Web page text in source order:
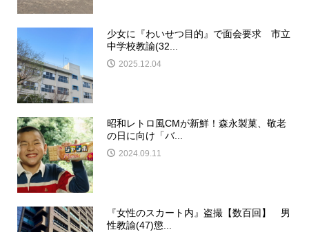
少女に『わいせつ目的』で面会要求 市立
中学校教諭(32...
2025.12.04
昭和レトロ風CMが新鮮！森永製菓、敬老
の日に向け「バ...
2024.09.11
『女性のスカート内』盗撮【数百回】 男
性教諭(47)懲...